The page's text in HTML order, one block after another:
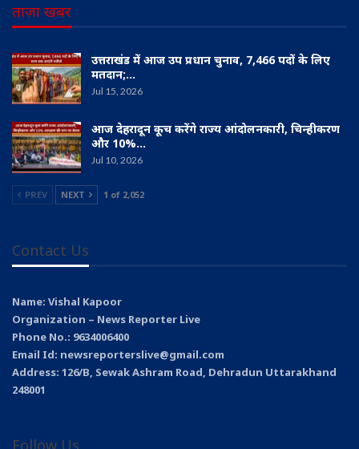
ताज़ा खबर
उत्तराखंड में आज उप प्रधान चुनाव, 7,466 पदों के लिए
मतदान;…
Jul 15, 2026
आज देहरादून कूच करेंगे राज्य आंदोलनकारी, चिन्हीकरण
और 10%…
Jul 10, 2026
PREV NEXT 1 of 2,052
Contact Us
Name: Vishal Kapoor
Organization – News Reporter Live
Phone No.: 9634006400
Email Id: newsreporterslive@gmail.com
Address: 126/B, Sewak Ashram Road, Dehradun Uttarakhand
248001
Follow Us